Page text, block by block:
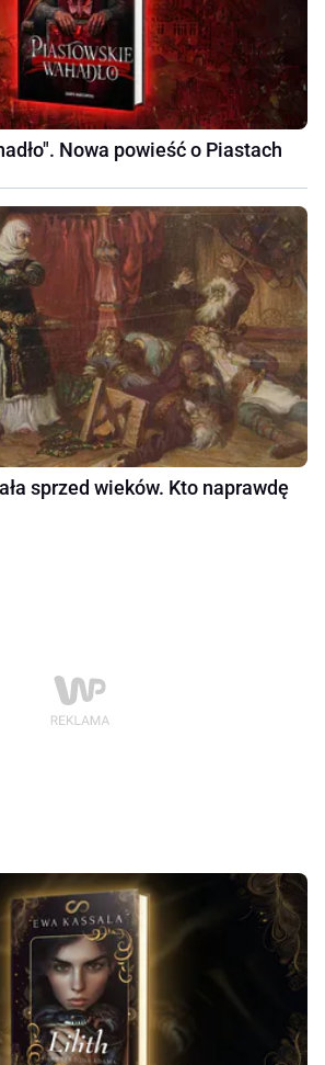
Nowa powieść o Piastach
sprzed wieków. Kto naprawdę